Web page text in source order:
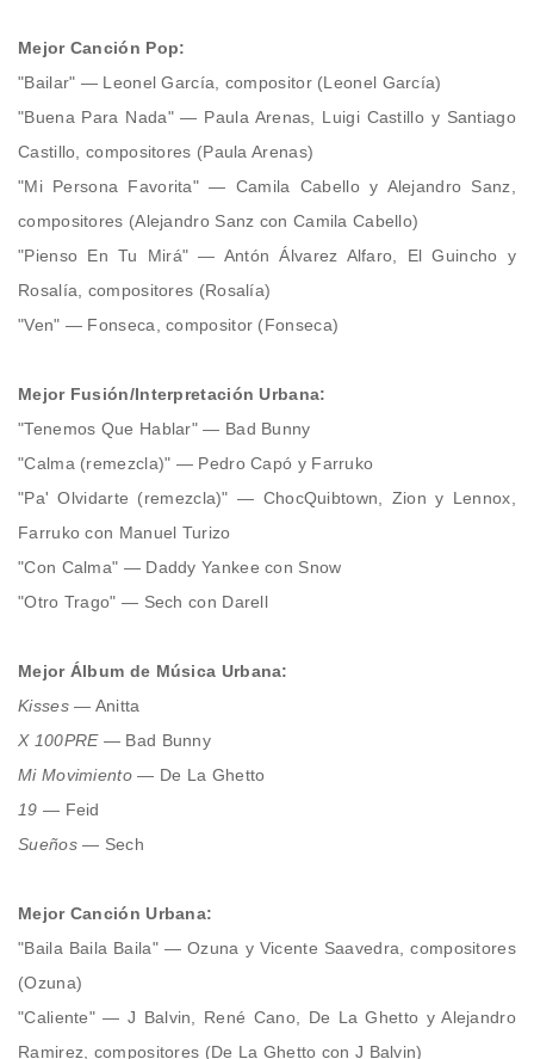
Mejor Canción Pop:
"Bailar" — Leonel García, compositor (Leonel García)
"Buena Para Nada" — Paula Arenas, Luigi Castillo y Santiago
Castillo, compositores (Paula Arenas)
"Mi Persona Favorita" — Camila Cabello y Alejandro Sanz,
compositores (Alejandro Sanz con Camila Cabello)
"Pienso En Tu Mirá" — Antón Álvarez Alfaro, El Guincho y
Rosalía, compositores (Rosalía)
"Ven" — Fonseca, compositor (Fonseca)
Mejor Fusión/Interpretación Urbana:
"Tenemos Que Hablar" — Bad Bunny
"Calma (remezcla)" — Pedro Capó y Farruko
"Pa' Olvidarte (remezcla)" — ChocQuibtown, Zion y Lennox,
Farruko con Manuel Turizo
"Con Calma" — Daddy Yankee con Snow
"Otro Trago" — Sech con Darell
Mejor Álbum de Música Urbana:
Kisses— Anitta
X 100PRE— Bad Bunny
Mi Movimiento— De La Ghetto
19 — Feid
Sueños— Sech
Mejor Canción Urbana:
"Baila Baila Baila" — Ozuna y Vicente Saavedra, compositores
(Ozuna)
"Caliente" — J Balvin, René Cano, De La Ghetto y Alejandro
Ramirez, compositores (De La Ghetto con J Balvin)